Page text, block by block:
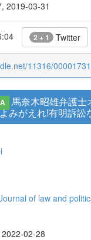
2019-03-31
2 + 1 Twitter
11316/00001731
馬奈木昭雄弁護士
みがえれ!有明訴訟
of law and
02-28